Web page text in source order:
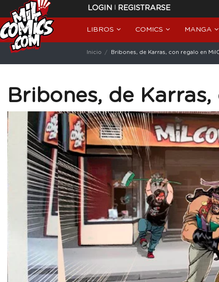
LOGIN | REGISTRARSE
LIBROS COMICS MANGA
Inicio Bribones, de Karras, con regalo en
Bribones, de